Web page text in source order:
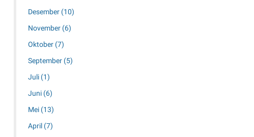
Desember (10)
November (6)
Oktober (7)
September (5)
Juli (1)
Juni (6)
Mei (13)
April (7)